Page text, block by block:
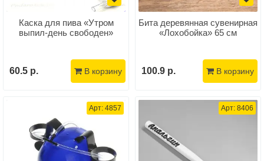
Каска для пива «Утром
выпил-день свободен»
60.5 р. В корзину
Бита деревянная сувенирная
«Лохобойка» 65 см
100.9 р. В корзину
Арт: 4857 Арт: 8406